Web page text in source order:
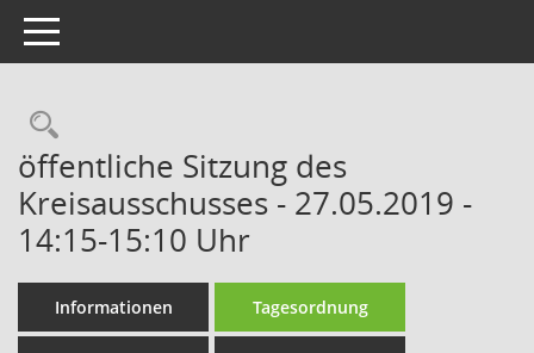
Toggle navigation
Rechercheauswahl
öffentliche Sitzung des
Kreisausschusses - 27.05.2019 -
14:15-15:10 Uhr
Informationen Tagesordnung